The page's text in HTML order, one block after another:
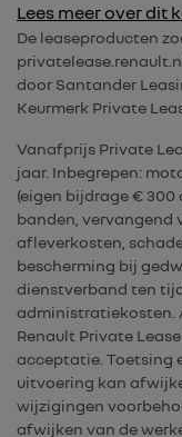
Lees meer over dit
De leaseproducten
door Santander
Keurmerk Private
Vanafprijs Private
jaar. Inbegrepen:
(eigen bijdrage € 300
banden, vervangend
afleverkosten,
bescherming bij
dienstverband ten
administratiekosten.
Renault Private
acceptatie. Toetsing
uitvoering kan
wijzigingen
afwijken van de